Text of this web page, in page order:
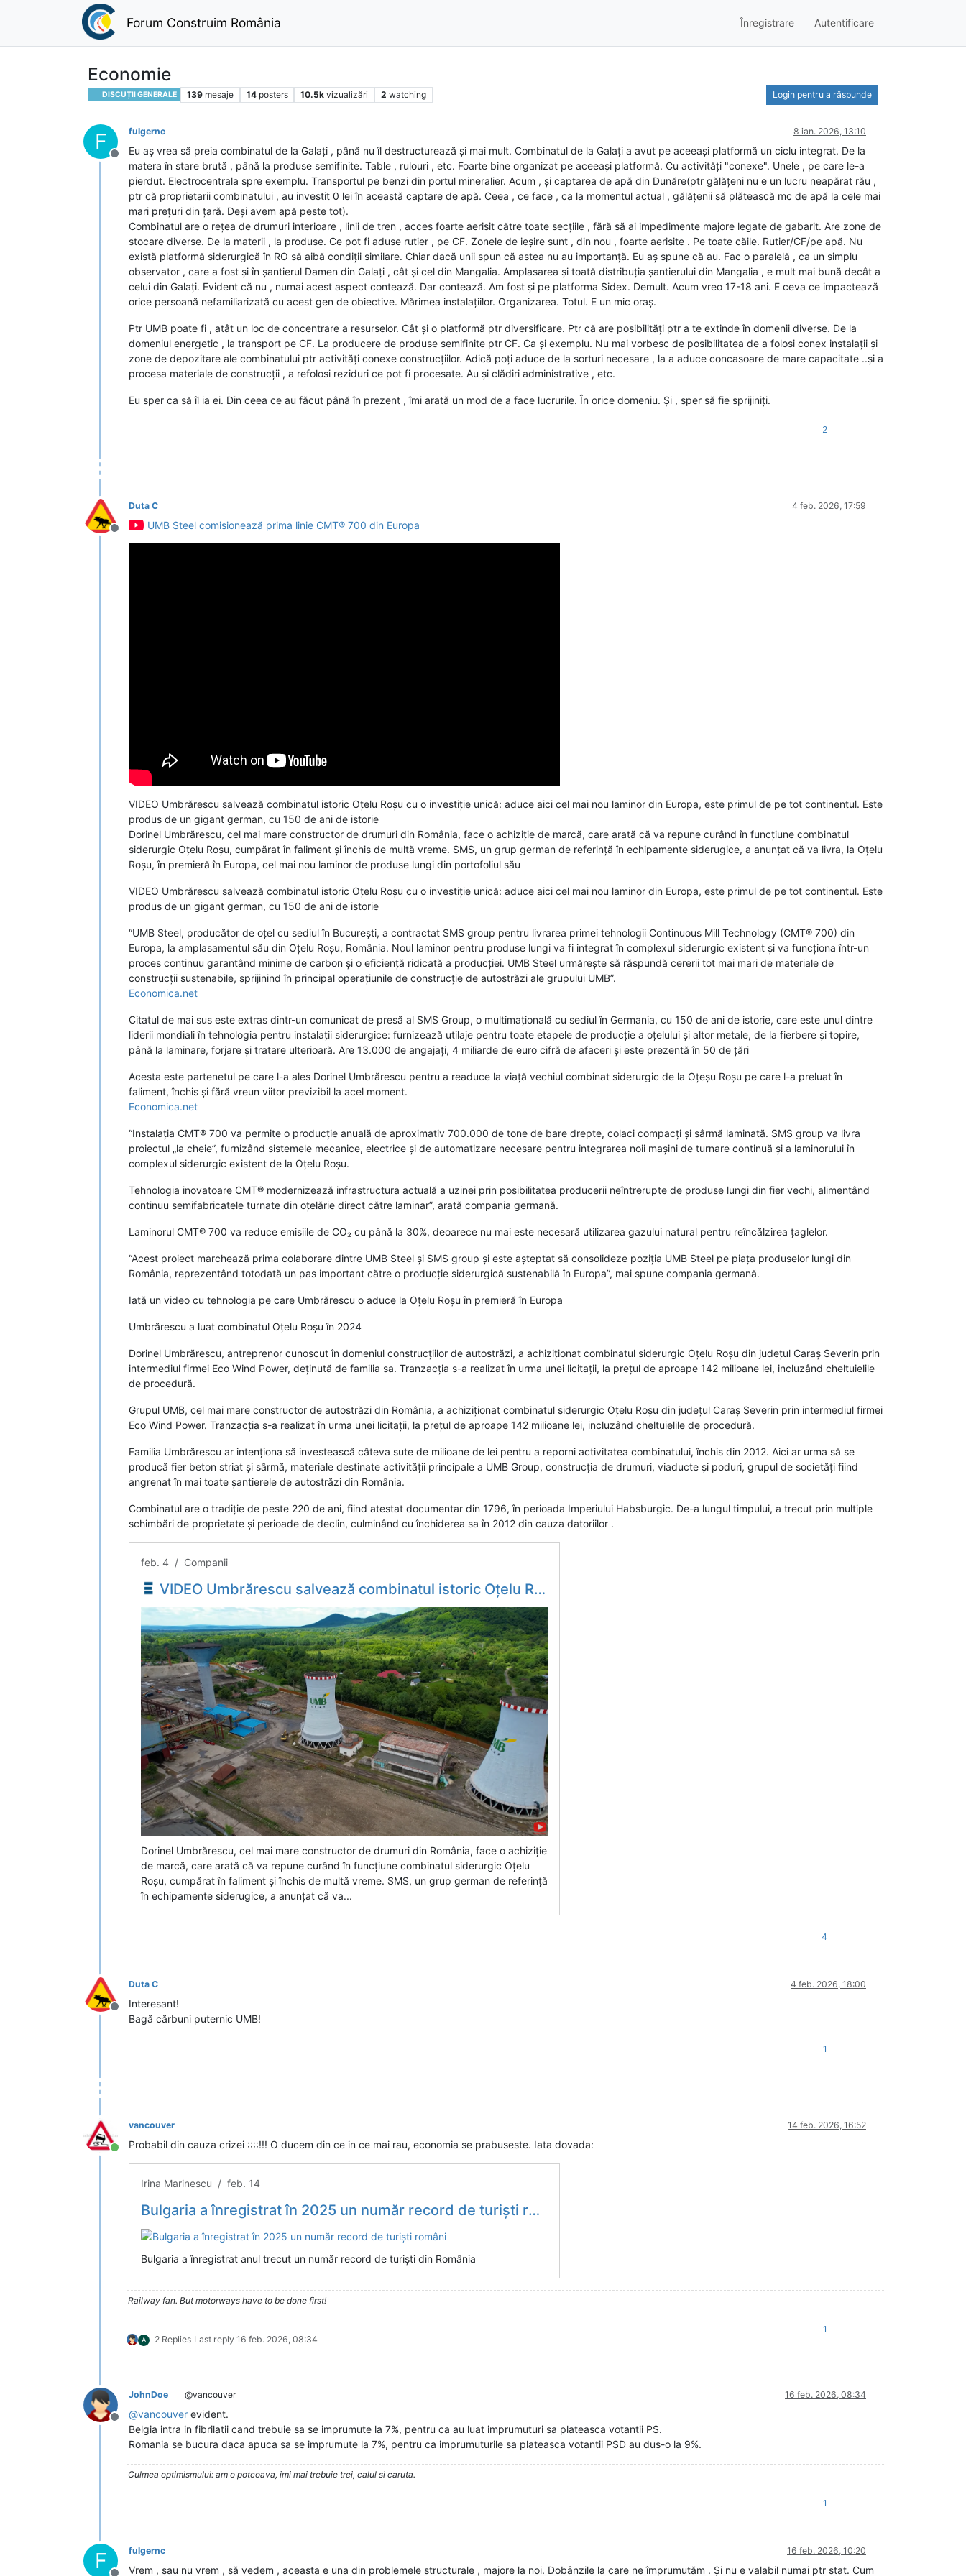
Forum Construim România Înregistrare Autentificare
Economie
DISCUȚII GENERALE 139 mesaje 14 posters 10.5k vizualizări 2 watching Login pentru a răspunde
F
Deconectat
fulgernc 8 ian. 2026, 13:10
Eu aș vrea să preia combinatul de la Galați , până nu îl destructurează și mai mult. Combinatul de la Galați a avut pe aceeași platformă un ciclu integrat. De la
matera în stare brută , până la produse semifinite. Table , rulouri , etc. Foarte bine organizat pe aceeași platformă. Cu activități "conexe". Unele , pe care le-a
pierdut. Electrocentrala spre exemplu. Transportul pe benzi din portul mineralier. Acum , și captarea de apă din Dunăre(ptr gălățeni nu e un lucru neapărat rău ,
ptr că proprietarii combinatului , au investit 0 lei în această captare de apă. Ceea , ce face , ca la momentul actual , gălățenii să plătească mc de apă la cele mai
mari prețuri din țară. Deși avem apă peste tot).
Combinatul are o rețea de drumuri interioare , linii de tren , acces foarte aerisit către toate secțiile , fără să ai impedimente majore legate de gabarit. Are zone de
stocare diverse. De la materii , la produse. Ce pot fi aduse rutier , pe CF. Zonele de ieșire sunt , din nou , foarte aerisite . Pe toate căile. Rutier/CF/pe apă. Nu
există platformă siderurgică în RO să aibă condiții similare. Chiar dacă unii spun că astea nu au importanță. Eu aș spune că au. Fac o paralelă , ca un simplu
observator , care a fost și în șantierul Damen din Galați , cât și cel din Mangalia. Amplasarea și toată distribuția șantierului din Mangalia , e mult mai bună decât a
celui din Galați. Evident că nu , numai acest aspect contează. Dar contează. Am fost și pe platforma Sidex. Demult. Acum vreo 17-18 ani. E ceva ce impactează
orice persoană nefamiliarizată cu acest gen de obiective. Mărimea instalațiilor. Organizarea. Totul. E un mic oraș.
Ptr UMB poate fi , atât un loc de concentrare a resurselor. Cât și o platformă ptr diversificare. Ptr că are posibilități ptr a te extinde în domenii diverse. De la
domeniul energetic , la transport pe CF. La producere de produse semifinite ptr CF. Ca și exemplu. Nu mai vorbesc de posibilitatea de a folosi conex instalații și
zone de depozitare ale combinatului ptr activități conexe construcțiilor. Adică poți aduce de la sorturi necesare , la a aduce concasoare de mare capacitate ..și a
procesa materiale de construcții , a refolosi reziduri ce pot fi procesate. Au și clădiri administrative , etc.
Eu sper ca să îl ia ei. Din ceea ce au făcut până în prezent , îmi arată un mod de a face lucrurile. În orice domeniu. Și , sper să fie sprijiniți.
2
Deconectat
Duta C 4 feb. 2026, 17:59
UMB Steel comisionează prima linie CMT® 700 din Europa
VIDEO Umbrărescu salvează combinatul istoric Oțelu Roșu cu o investiție unică: aduce aici cel mai nou laminor din Europa, este primul de pe tot continentul. Este
produs de un gigant german, cu 150 de ani de istorie
Dorinel Umbrărescu, cel mai mare constructor de drumuri din România, face o achiziție de marcă, care arată că va repune curând în funcțiune combinatul
siderurgic Oțelu Roșu, cumpărat în faliment și închis de multă vreme. SMS, un grup german de referință în echipamente siderugice, a anunțat că va livra, la Oțelu
Roșu, în premieră în Europa, cel mai nou laminor de produse lungi din portofoliul său
VIDEO Umbrărescu salvează combinatul istoric Oțelu Roșu cu o investiție unică: aduce aici cel mai nou laminor din Europa, este primul de pe tot continentul. Este
produs de un gigant german, cu 150 de ani de istorie
“UMB Steel, producător de oțel cu sediul în București, a contractat SMS group pentru livrarea primei tehnologii Continuous Mill Technology (CMT® 700) din
Europa, la amplasamentul său din Oțelu Roșu, România. Noul laminor pentru produse lungi va fi integrat în complexul siderurgic existent și va funcționa într-un
proces continuu garantând minime de carbon și o eficiență ridicată a producției. UMB Steel urmărește să răspundă cererii tot mai mari de materiale de
construcții sustenabile, sprijinind în principal operațiunile de construcție de autostrăzi ale grupului UMB”.
Economica.net
Citatul de mai sus este extras dintr-un comunicat de presă al SMS Group, o multimațională cu sediul în Germania, cu 150 de ani de istorie, care este unul dintre
liderii mondiali în tehnologia pentru instalații siderurgice: furnizează utilaje pentru toate etapele de producție a oțelului și altor metale, de la fierbere și topire,
până la laminare, forjare și tratare ulterioară. Are 13.000 de angajați, 4 miliarde de euro cifră de afaceri și este prezentă în 50 de țări
Acesta este partenetul pe care l-a ales Dorinel Umbrărescu pentru a readuce la viață vechiul combinat siderurgic de la Oțeșu Roșu pe care l-a preluat în
faliment, închis și fără vreun viitor previzibil la acel moment.
Economica.net
“Instalația CMT® 700 va permite o producție anuală de aproximativ 700.000 de tone de bare drepte, colaci compacți și sârmă laminată. SMS group va livra
proiectul „la cheie”, furnizând sistemele mecanice, electrice și de automatizare necesare pentru integrarea noii mașini de turnare continuă și a laminorului în
complexul siderurgic existent de la Oțelu Roșu.
Tehnologia inovatoare CMT® modernizează infrastructura actuală a uzinei prin posibilitatea producerii neîntrerupte de produse lungi din fier vechi, alimentând
continuu semifabricatele turnate din oțelărie direct către laminar”, arată compania germană.
Laminorul CMT® 700 va reduce emisiile de CO₂ cu până la 30%, deoarece nu mai este necesară utilizarea gazului natural pentru reîncălzirea țaglelor.
“Acest proiect marchează prima colaborare dintre UMB Steel și SMS group și este așteptat să consolideze poziția UMB Steel pe piața produselor lungi din
România, reprezentând totodată un pas important către o producție siderurgică sustenabilă în Europa”, mai spune compania germană.
Iată un video cu tehnologia pe care Umbrărescu o aduce la Oțelu Roșu în premieră în Europa
Umbrărescu a luat combinatul Oțelu Roșu în 2024
Dorinel Umbrărescu, antreprenor cunoscut în domeniul construcțiilor de autostrăzi, a achiziționat combinatul siderurgic Oțelu Roșu din județul Caraș Severin prin
intermediul firmei Eco Wind Power, deținută de familia sa. Tranzacția s-a realizat în urma unei licitații, la prețul de aproape 142 milioane lei, incluzând cheltuielile
de procedură.
Grupul UMB, cel mai mare constructor de autostrăzi din România, a achiziționat combinatul siderurgic Oțelu Roșu din județul Caraș Severin prin intermediul firmei
Eco Wind Power. Tranzacția s-a realizat în urma unei licitații, la prețul de aproape 142 milioane lei, incluzând cheltuielile de procedură.
Familia Umbrărescu ar intenționa să investească câteva sute de milioane de lei pentru a reporni activitatea combinatului, închis din 2012. Aici ar urma să se
producă fier beton striat și sârmă, materiale destinate activității principale a UMB Group, construcția de drumuri, viaducte și poduri, grupul de societăți fiind
angrenat în mai toate șantierele de autostrăzi din România.
Combinatul are o tradiție de peste 220 de ani, fiind atestat documentar din 1796, în perioada Imperiului Habsburgic. De-a lungul timpului, a trecut prin multiple
schimbări de proprietate și perioade de declin, culminând cu închiderea sa în 2012 din cauza datoriilor .
feb. 4 / Companii
VIDEO Umbrărescu salvează combinatul istoric Oțelu Roșu cu o investiție unică: aduce aici cel mai nou laminor din Europa, este primul de pe tot continentul. Este produs de un gigant german, cu 150 de...
Dorinel Umbrărescu, cel mai mare constructor de drumuri din România, face o achiziție
de marcă, care arată că va repune curând în funcțiune combinatul siderurgic Oțelu
Roșu, cumpărat în faliment și închis de multă vreme. SMS, un grup german de referință
în echipamente siderugice, a anunțat că va...
4
Deconectat
Duta C 4 feb. 2026, 18:00
Interesant!
Bagă cărbuni puternic UMB!
1
Conectat
vancouver 14 feb. 2026, 16:52
Probabil din cauza crizei ::::!!! O ducem din ce in ce mai rau, economia se prabuseste. Iata dovada:
Irina Marinescu / feb. 14
Bulgaria a înregistrat în 2025 un număr record de turişti români
Bulgaria a înregistrat anul trecut un număr record de turişti din România
Railway fan. But motorways have to be done first!
A 2 Replies Last reply 16 feb. 2026, 08:34
1
Deconectat
JohnDoe @vancouver 16 feb. 2026, 08:34
@vancouver evident.
Belgia intra in fibrilatii cand trebuie sa se imprumute la 7%, pentru ca au luat imprumuturi sa plateasca votantii PS.
Romania se bucura daca apuca sa se imprumute la 7%, pentru ca imprumuturile sa plateasca votantii PSD au dus-o la 9%.
Culmea optimismului: am o potcoava, imi mai trebuie trei, calul si caruta.
1
F fulgernc 16 feb. 2026, 10:20
Vrem , sau nu vrem , să vedem , aceasta e una din problemele structurale , majore la noi. Dobânzile la care ne împrumutăm . Și nu e valabil numai ptr stat. Cum